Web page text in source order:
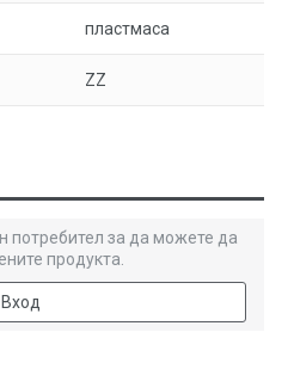
пластмаса
ZZ
потребител за да можете да
продукта.
Вход